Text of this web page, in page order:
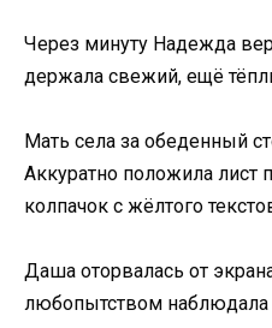
Через минуту Надежда
держала свежий, ещё
Мать села за обеденный
Аккуратно положила лист
колпачок с жёлтого
Даша оторвалась от
любопытством наблюдала